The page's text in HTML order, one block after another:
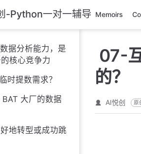
-Python一对一辅导 Memoirs
据分析能力，是
核心竞争力
时提数需求？
大厂的数据
地转型或成功跳
07-
的？
AI悦创 原